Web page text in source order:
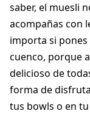
saber, el muesli
acompañas con
importa si
cuenco, porque
delicioso de
forma de
tus bowls o en tu